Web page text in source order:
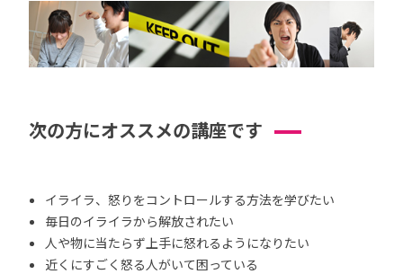
次の方にオススメの講座です
イライラ、怒りをコントロールする方法を学びたい
毎日のイライラから解放されたい
人や物に当たらず上手に怒れるようになりたい
近くにすごく怒る人がいて困っている